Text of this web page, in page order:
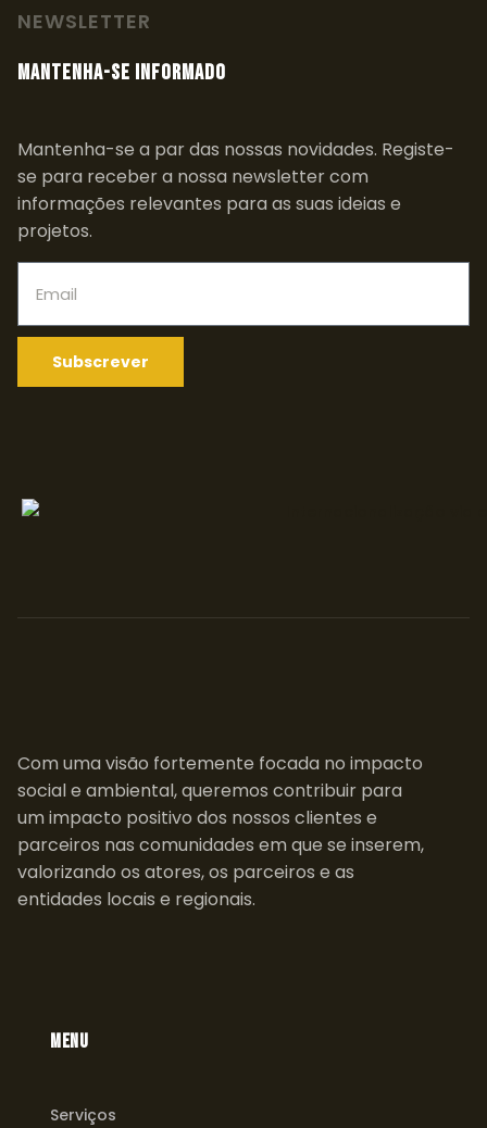
NEWSLETTER
MANTENHA-SE INFORMADO
Mantenha-se a par das nossas novidades. Registe-
se para receber a nossa newsletter com
informações relevantes para as suas ideias e
projetos.
Subscrever
Com uma visão fortemente focada no impacto
social e ambiental, queremos contribuir para
um impacto positivo dos nossos clientes e
parceiros nas comunidades em que se inserem,
valorizando os atores, os parceiros e as
entidades locais e regionais.
MENU
Serviços